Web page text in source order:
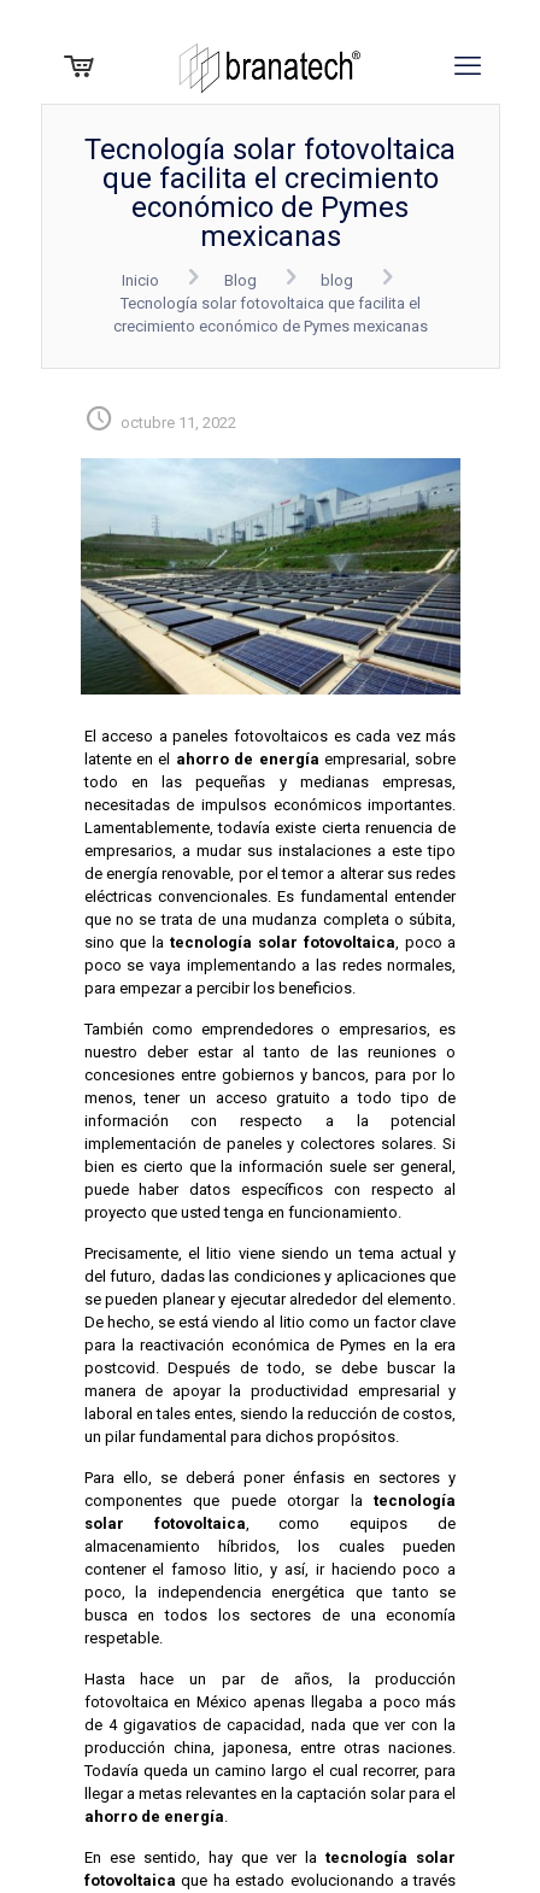
Tecnología solar fotovoltaica
que facilita el crecimiento
económico de Pymes
mexicanas
Inicio Blog
blog
Tecnología solar fotovoltaica que facilita el
crecimiento económico de Pymes mexicanas
octubre 11, 2022
El acceso a paneles fotovoltaicos es cada vez más
latente en el ahorro de energía empresarial, sobre
todo en las pequeñas y medianas empresas,
necesitadas de impulsos económicos importantes.
Lamentablemente, todavía existe cierta renuencia de
empresarios, a mudar sus instalaciones a este tipo
de energía renovable, por el temor a alterar sus redes
eléctricas convencionales. Es fundamental entender
que no se trata de una mudanza completa o súbita,
sino que latecnología solar fotovoltaica, poco a
poco se vaya implementando a las redes normales,
para empezar a percibir los beneficios.
También como emprendedores o empresarios, es
nuestro deber estar al tanto de las reuniones o
concesiones entre gobiernos y bancos, para por lo
menos, tener un acceso gratuito a todo tipo de
información con respecto a la potencial
implementación de paneles y colectores solares. Si
bien es cierto que la información suele ser general,
puede haber datos específicos con respecto al
proyecto que usted tenga en funcionamiento.
Precisamente, el litio viene siendo un tema actual y
del futuro, dadas las condiciones y aplicaciones que
se pueden planear y ejecutar alrededor del elemento.
De hecho, se está viendo al litio como un factor clave
para la reactivación económica de Pymes en la era
postcovid. Después de todo, se debe buscar la
manera de apoyar la productividad empresarial y
laboral en tales entes, siendo la reducción de costos,
un pilar fundamental para dichos propósitos.
Para ello, se deberá poner énfasis en sectores y
componentes que puede otorgar latecnología
solar fotovoltaica, como equipos de
almacenamiento híbridos, los cuales pueden
contener el famoso litio, y así, ir haciendo poco a
poco, la independencia energética que tanto se
busca en todos los sectores de una economía
respetable.
Hasta hace un par de años, la producción
fotovoltaica en México apenas llegaba a poco más
de 4 gigavatios de capacidad, nada que ver con la
producción china, japonesa, entre otras naciones.
Todavía queda un camino largo el cual recorrer, para
llegar a metas relevantes en la captación solar para el
ahorro de energía.
En ese sentido, hay que ver latecnología solar
fotovoltaica que ha estado evolucionando a través